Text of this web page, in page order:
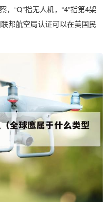
，“Q”指无人机，“4”指第4架
邦航空局认证可以在美国民